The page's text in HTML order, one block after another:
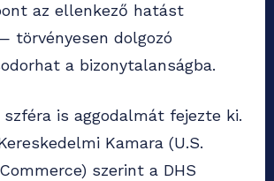
az ellenkező hatást
törvényesen dolgozó
a bizonytalanságba.
is aggodalmát fejezte ki.
Kamara (U.S.
szerint a DHS